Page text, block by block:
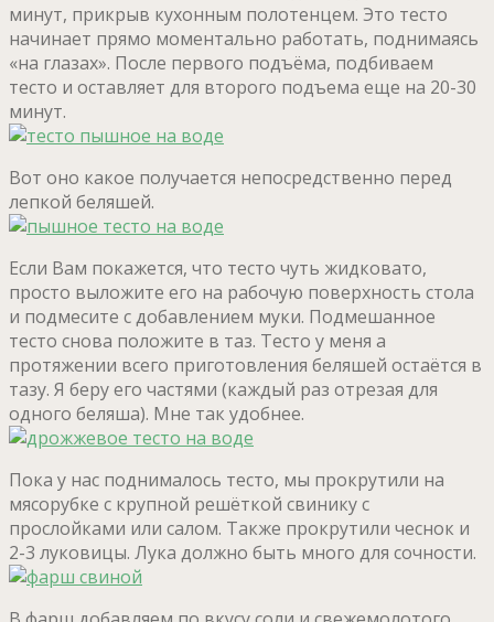
минут, прикрыв кухонным полотенцем. Это тесто
начинает прямо моментально работать, поднимаясь
«на глазах». После первого подъёма, подбиваем
тесто и оставляет для второго подъема еще на 20-30
минут.
Вот оно какое получается непосредственно перед
лепкой беляшей.
Если Вам покажется, что тесто чуть жидковато,
просто выложите его на рабочую поверхность стола
и подмесите с добавлением муки. Подмешанное
тесто снова положите в таз. Тесто у меня а
протяжении всего приготовления беляшей остаётся в
тазу. Я беру его частями (каждый раз отрезая для
одного беляша). Мне так удобнее.
Пока у нас поднималось тесто, мы прокрутили на
мясорубке с крупной решёткой свинику с
прослойками или салом. Также прокрутили чеснок и
2-3 луковицы. Лука должно быть много для сочности.